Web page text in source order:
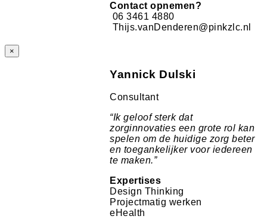
Contact opnemen?
06 3461 4880
Thijs.vanDenderen@pinkzlc.nl
×
Yannick Dulski
Consultant
“Ik geloof sterk dat
zorginnovaties een grote rol kan
spelen om de huidige zorg beter
en toegankelijker voor iedereen
te maken.”
Expertises
Design Thinking
Projectmatig werken
eHealth